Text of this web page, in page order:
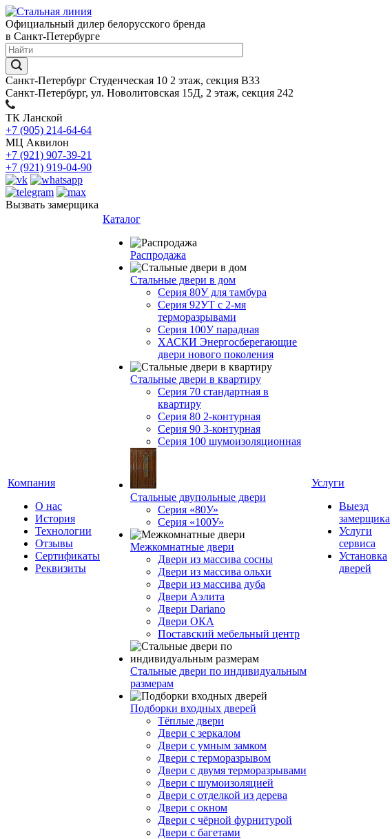
Официальный дилер белорусского бренда
в Санкт-Петербурге
Санкт-Петербург Студенческая 10 2 этаж, секция В33
Санкт-Петербург, ул. Новолитовская 15Д, 2 этаж, секция 242
ТК Ланской
+7 (905) 214-64-64
МЦ Аквилон
+7 (921) 907-39-21
+7 (921) 919-04-90
Вызвать замерщика
Компания
О нас
История
Технологии
Отзывы
Cертификаты
Реквизиты
Каталог
Распродажа
Стальные двери в дом
Серия 80У для тамбура
Серия 92УТ с 2-мя
терморазрывами
Серия 100У парадная
ХАСКИ Энергосберегающие
двери нового поколения
Стальные двери в квартиру
Серия 70 стандартная в
квартиру
Серия 80 2-контурная
Серия 90 3-контурная
Серия 100 шумоизоляционная
Стальные двупольные двери
Серия «80У»
Серия «100У»
Межкомнатные двери
Двери из массива сосны
Двери из массива ольхи
Двери из массива дуба
Двери Аэлита
Двери Dariano
Двери ОКА
Поставский мебельный центр
Стальные двери по индивидуальным
размерам
Подборки входных дверей
Тёплые двери
Двери с зеркалом
Двери с умным замком
Двери с терморазрывом
Двери с двумя терморазрывами
Двери с шумоизоляцией
Двери с отделкой из дерева
Двери с окном
Двери с чёрной фурнитурой
Двери с багетами
Услуги
Выезд
замерщика
Услуги
сервиса
Установка
дверей